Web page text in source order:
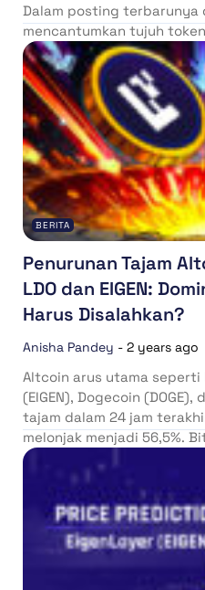
Dalam posting
mencantumkan tujuh
BERITA
Penurunan Tajam
LDO dan EIGEN:
Harus Disalahkan?
Anisha Pandey - 2 years ago
Altcoin arus utama seperti
(EIGEN), Dogecoin
tajam dalam 24 jam
melonjak menjadi 56,5%.